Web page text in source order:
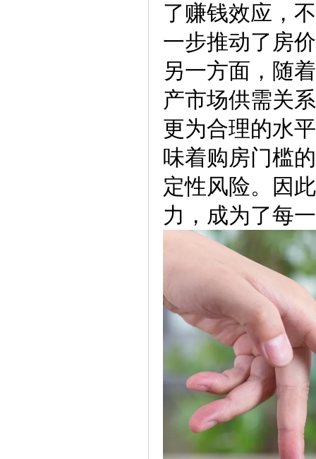
了赚钱效应，
一步推动了房
另一方面，随
产市场供需关
更为合理的水
味着购房门槛
定性风险。因
力，成为了每